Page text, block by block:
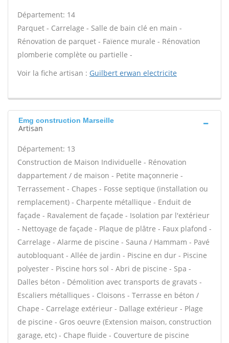
Département: 14
Parquet - Carrelage - Salle de bain clé en main -
Rénovation de parquet - Faïence murale - Rénovation
plomberie complète ou partielle -
Voir la fiche artisan : Guilbert erwan electricite
Emg construction Marseille
Artisan
Département: 13
Construction de Maison Individuelle - Rénovation
dappartement / de maison - Petite maçonnerie -
Terrassement - Chapes - Fosse septique (installation ou
remplacement) - Charpente métallique - Enduit de
façade - Ravalement de façade - Isolation par l'extérieur
- Nettoyage de façade - Plaque de plâtre - Faux plafond -
Carrelage - Alarme de piscine - Sauna / Hammam - Pavé
autobloquant - Allée de jardin - Piscine en dur - Piscine
polyester - Piscine hors sol - Abri de piscine - Spa -
Dalles béton - Démolition avec transports de gravats -
Escaliers métalliques - Cloisons - Terrasse en béton /
Chape - Carrelage extérieur - Dallage extérieur - Plage
de piscine - Gros oeuvre (Extension maison, construction
garage, etc) - Chape fluide - Couverture de piscine